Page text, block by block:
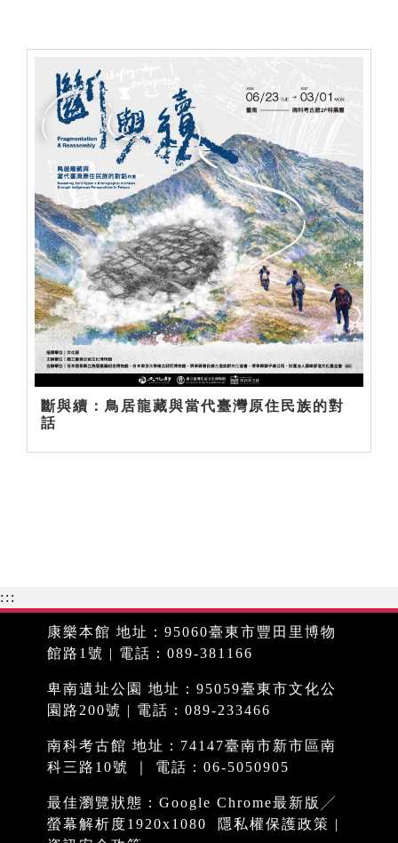
斷與續：鳥居龍藏與當代臺灣原住民族的對
話
:::
康樂本館 地址：95060臺東市豐田里博物
館路1號 | 電話：089-381166
卑南遺址公園 地址：95059臺東市文化公
園路200號 | 電話：089-233466
南科考古館 地址：74147臺南市新市區南
科三路10號 ｜ 電話：06-5050905
最佳瀏覽狀態：Google Chrome最新版╱
螢幕解析度1920x1080
隱私權保護政策 |